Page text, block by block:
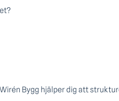
Bygg hjälper dig att